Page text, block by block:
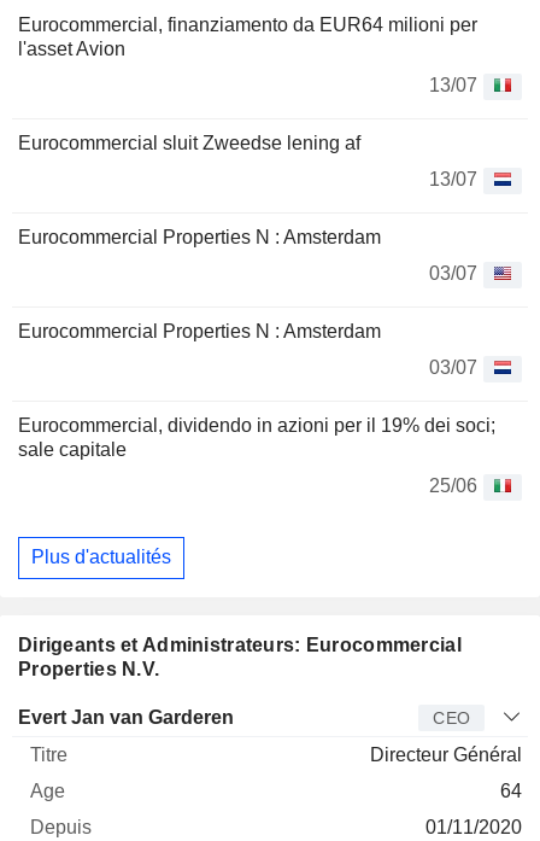
Eurocommercial, finanziamento da EUR64 milioni per
l'asset Avion
13/07
Eurocommercial sluit Zweedse lening af
13/07
Eurocommercial Properties N : Amsterdam
03/07
Eurocommercial Properties N : Amsterdam
03/07
Eurocommercial, dividendo in azioni per il 19% dei soci;
sale capitale
25/06
Plus d'actualités
Dirigeants et Administrateurs: Eurocommercial
Properties N.V.
Dirigeant Titre Age Depuis
Evert Jan van Garderen CEO
Directeur Général
64
01/11/2020